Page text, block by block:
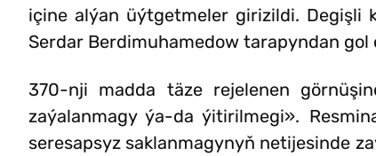
içine alýan üýtgetmeler girizildi. Degişli
Serdar Berdimuhamedow tarapyndan
370-nji madda täze rejelenen
zaýalanmagy ýa-da ýitirilmegi».
seresapsyz saklanmagynyň netijesinde